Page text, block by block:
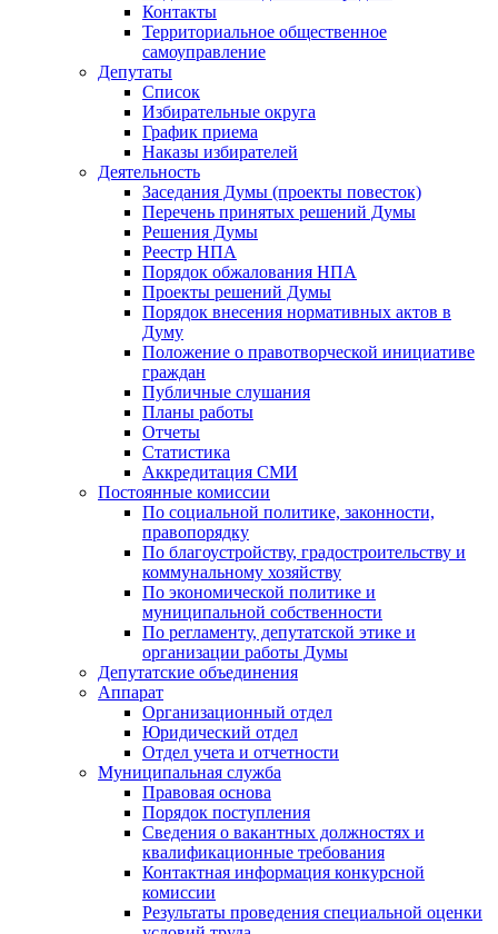
Контакты
Территориальное общественное
самоуправление
Депутаты
Список
Избирательные округа
График приема
Наказы избирателей
Деятельность
Заседания Думы (проекты повесток)
Перечень принятых решений Думы
Решения Думы
Реестр НПА
Порядок обжалования НПА
Проекты решений Думы
Порядок внесения нормативных актов в
Думу
Положение о правотворческой инициативе
граждан
Публичные слушания
Планы работы
Отчеты
Статистика
Аккредитация СМИ
Постоянные комиссии
По социальной политике, законности,
правопорядку
По благоустройству, градостроительству и
коммунальному хозяйству
По экономической политике и
муниципальной собственности
По регламенту, депутатской этике и
организации работы Думы
Депутатские объединения
Аппарат
Организационный отдел
Юридический отдел
Отдел учета и отчетности
Муниципальная служба
Правовая основа
Порядок поступления
Сведения о вакантных должностях и
квалификационные требования
Контактная информация конкурсной
комиссии
Результаты проведения специальной оценки